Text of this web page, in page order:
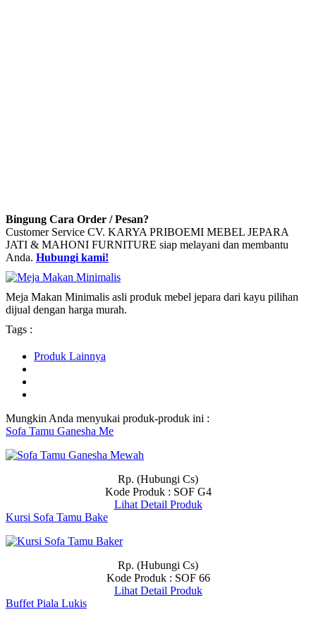
Bingung Cara Order / Pesan?
Customer Service CV. KARYA PRIBOEMI MEBEL JEPARA
JATI & MAHONI FURNITURE siap melayani dan membantu
Anda. Hubungi kami!
Meja Makan Minimalis asli produk mebel jepara dari kayu pilihan
dijual dengan harga murah.
Tags :
Produk Lainnya
Mungkin Anda menyukai produk-produk ini :
Sofa Tamu Ganesha Me
Rp. (Hubungi Cs)
Kode Produk : SOF G4
Lihat Detail Produk
Kursi Sofa Tamu Bake
Rp. (Hubungi Cs)
Kode Produk : SOF 66
Lihat Detail Produk
Buffet Piala Lukis